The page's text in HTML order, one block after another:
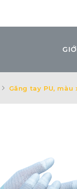
Găng tay PU,